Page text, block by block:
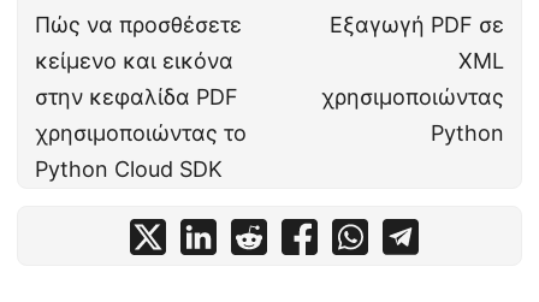
Πώς να προσθέσετε
κείμενο και εικόνα
στην κεφαλίδα PDF
χρησιμοποιώντας το
Python Cloud SDK
Εξαγωγή PDF σε
XML
χρησιμοποιώντας
Python